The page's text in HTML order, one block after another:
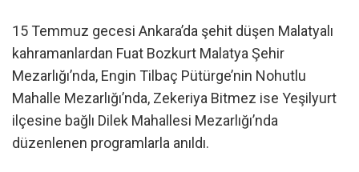
15 Temmuz gecesi Ankara’da şehit düşen Malatyalı
kahramanlardan Fuat Bozkurt Malatya Şehir
Mezarlığı’nda, Engin Tilbaç Pütürge’nin Nohutlu
Mahalle Mezarlığı’nda, Zekeriya Bitmez ise Yeşilyurt
ilçesine bağlı Dilek Mahallesi Mezarlığı’nda
düzenlenen programlarla anıldı.